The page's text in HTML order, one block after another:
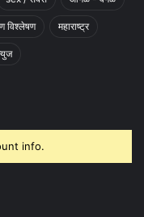
विश्लेषण महाराष्ट्र
info.